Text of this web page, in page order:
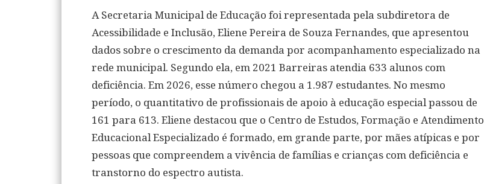
A Secretaria Municipal de Educação foi representada pela subdiretora de
Acessibilidade e Inclusão, Eliene Pereira de Souza Fernandes, que apresentou
dados sobre o crescimento da demanda por acompanhamento especializado na
rede municipal. Segundo ela, em 2021 Barreiras atendia 633 alunos com
deficiência. Em 2026, esse número chegou a 1.987 estudantes. No mesmo
período, o quantitativo de profissionais de apoio à educação especial passou de
161 para 613. Eliene destacou que o Centro de Estudos, Formação e Atendimento
Educacional Especializado é formado, em grande parte, por mães atípicas e por
pessoas que compreendem a vivência de famílias e crianças com deficiência e
transtorno do espectro autista.